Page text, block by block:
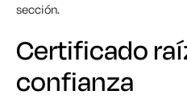
sección.
Certificado
confianza